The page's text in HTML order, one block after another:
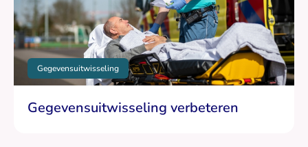
Gegevensuitwisseling verbeteren
Gegevensuitwisseling